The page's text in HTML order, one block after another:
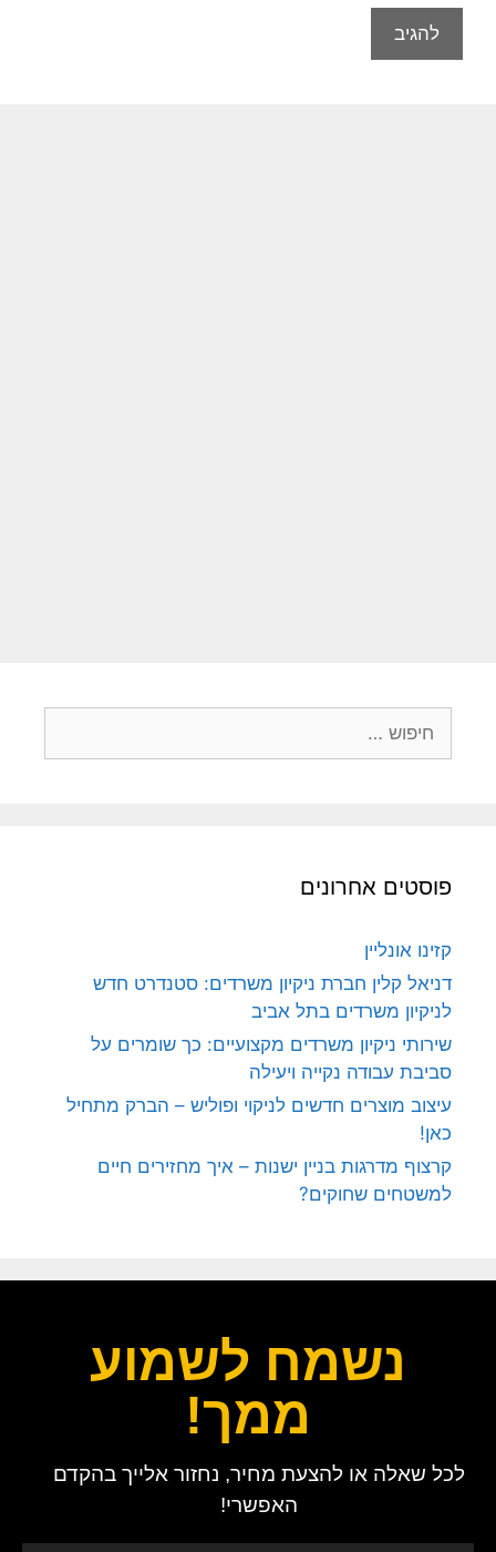
פוסטים אחרונים
קזינו אונליין
דניאל קלין חברת ניקיון משרדים: סטנדרט חדש
לניקיון משרדים בתל אביב
שירותי ניקיון משרדים מקצועיים: כך שומרים על
סביבת עבודה נקייה ויעילה
עיצוב מוצרים חדשים לניקוי ופוליש – הברק מתחיל
כאן!
קרצוף מדרגות בניין ישנות – איך מחזירים חיים
למשטחים שחוקים?
נשמח לשמוע
ממך!
לכל שאלה או להצעת מחיר, נחזור אלייך בהקדם
האפשרי!